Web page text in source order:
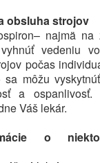
obsluha strojov
– najmä na
vedeniu
počas
sa môžu
a
Váš lekár.
o